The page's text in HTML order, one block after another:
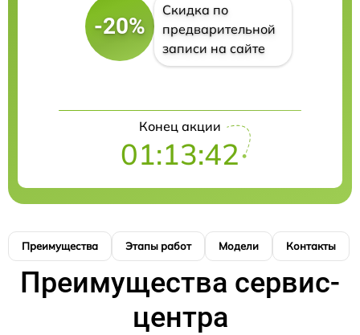
-20%
Скидка по
предварительной
записи на сайте
Конец акции
01:13:41
Преимущества Этапы работ Модели Контакты
Преимущества сервис-
центра